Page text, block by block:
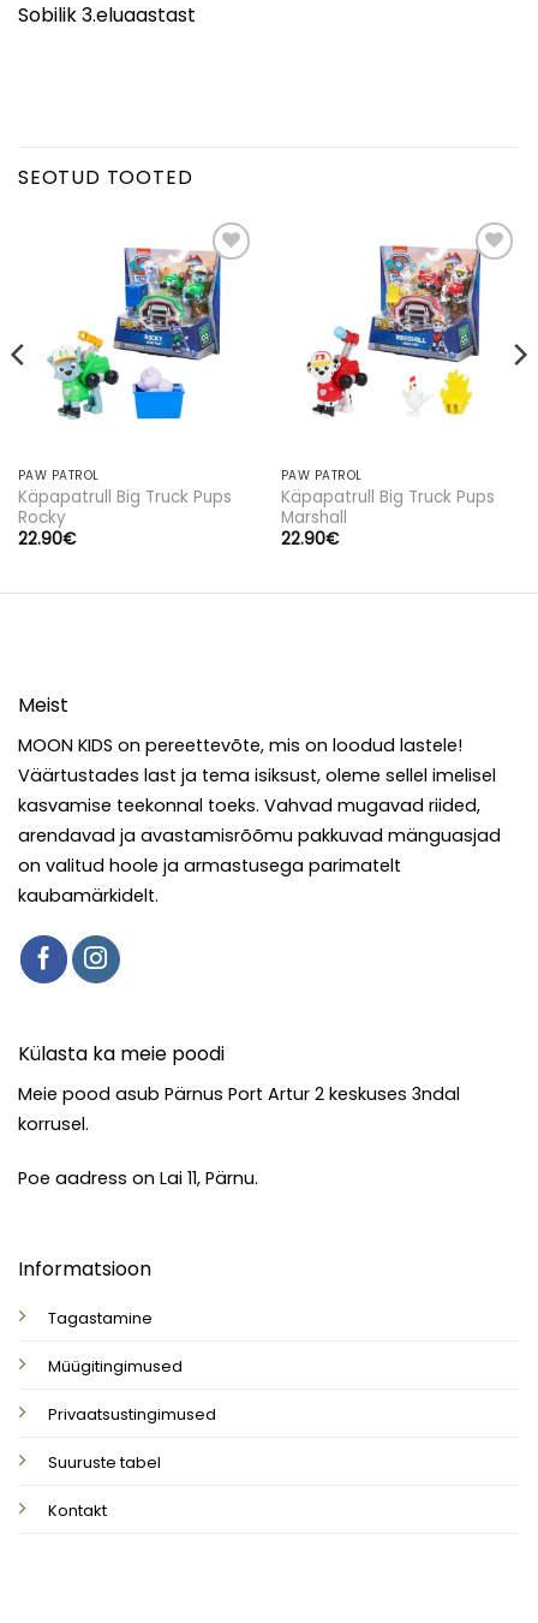
Sobilik 3.eluaastast
SEOTUD TOOTED
Lisa
soovinimekirja
PAW PATROL
Käpapatrull Big Truck Pups
Rocky
22.90€
Lisa
soovinimekirja
PAW PATROL
Käpapatrull Big Truck Pups
Marshall
22.90€
Meist
MOON KIDS on pereettevõte, mis on loodud lastele!
Väärtustades last ja tema isiksust, oleme sellel imelisel
kasvamise teekonnal toeks. Vahvad mugavad riided,
arendavad ja avastamisrõõmu pakkuvad mänguasjad
on valitud hoole ja armastusega parimatelt
kaubamärkidelt.
Informatsioon
Tagastamine
Müügitingimused
Privaatsustingimused
Suuruste tabel
Kontakt
Külasta ka meie poodi
Meie pood asub Pärnus Port Artur 2 keskuses 3ndal
korrusel.
Poe aadress on Lai 11, Pärnu.
SULGE